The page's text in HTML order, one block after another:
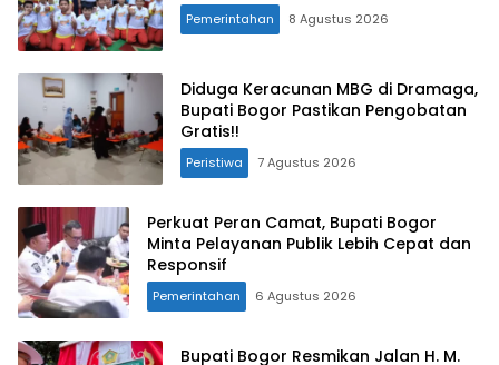
Pemerintahan 8 Agustus 2026
Diduga Keracunan MBG di Dramaga,
Bupati Bogor Pastikan Pengobatan
Gratis!!
Peristiwa 7 Agustus 2026
Perkuat Peran Camat, Bupati Bogor
Minta Pelayanan Publik Lebih Cepat dan
Responsif
Pemerintahan 6 Agustus 2026
Bupati Bogor Resmikan Jalan H. M.